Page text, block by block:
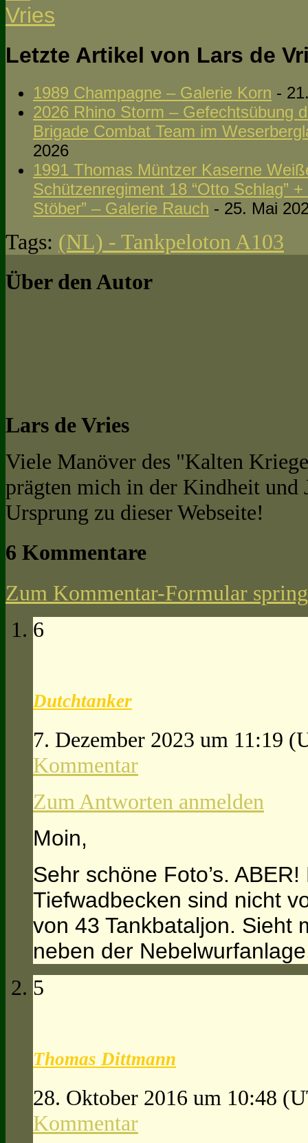
Letzte Artikel von Lars de
1989 Champagne – Galerie Korn -
2026 Rhino Storm – Gefechtsübung
Brigade Combat Team im
2026
1991 Thomas Müntzer Kaserne
Schützenregiment 18 “Otto Schlag”
Stöber” – Galerie Rauch - 25. Mai
Tags: (NL) - Tankpeloton A103
Über den Autor
Lars de Vries
Viele Manöver des "Kalten
prägten mich in der Kindheit und
Ursprung zu dieser Webseite!
6 Kommentare
Zum Kommentar-Formular
6
Dutchtanker
7. Dezember 2023 um 11:19
Kommentar
Zum Antworten anmelden
Moin,
Sehr schöne Foto’s.
Tiefwadbecken sind nicht
von 43 Tankbataljon. Sieht
neben der
5
Thomas Dittmann
28. Oktober 2016 um 10:48
Kommentar